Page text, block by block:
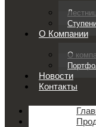
О Компании
О
Новости
Контакты